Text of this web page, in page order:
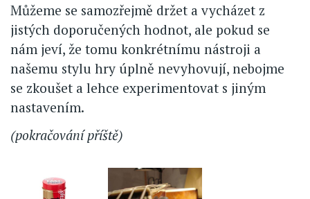
Můžeme se samozřejmě držet a vycházet z
jistých doporučených hodnot, ale pokud se
nám jeví, že tomu konkrétnímu nástroji a
našemu stylu hry úplně nevyhovují, nebojme
se zkoušet a lehce experimentovat s jiným
nastavením.
(pokračování příště)